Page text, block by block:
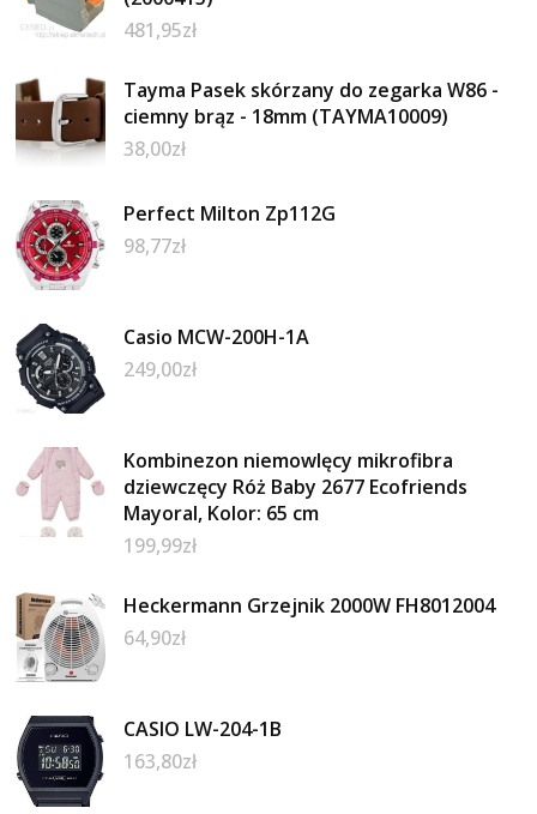
481,95zł
Tayma Pasek skórzany do zegarka W86 -
ciemny brąz - 18mm (TAYMA10009)
38,00zł
Perfect Milton Zp112G
98,77zł
Casio MCW-200H-1A
249,00zł
Kombinezon niemowlęcy mikrofibra
dziewczęcy Róż Baby 2677 Ecofriends
Mayoral, Kolor: 65 cm
199,99zł
Heckermann Grzejnik 2000W FH8012004
64,90zł
CASIO LW-204-1B
163,80zł